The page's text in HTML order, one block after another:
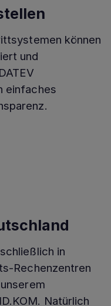
können
und
einfaches
in
Rechenzentren
Natürlich